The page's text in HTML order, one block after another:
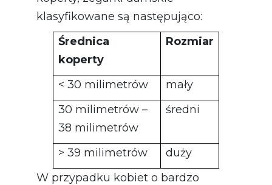
klasyfikowane są następująco:
Średnica
koperty
Rozmiar
< 30 milimetrów
mały
30 milimetrów –
38 milimetrów
średni
> 39 milimetrów
duży
W przypadku kobiet o bardzo